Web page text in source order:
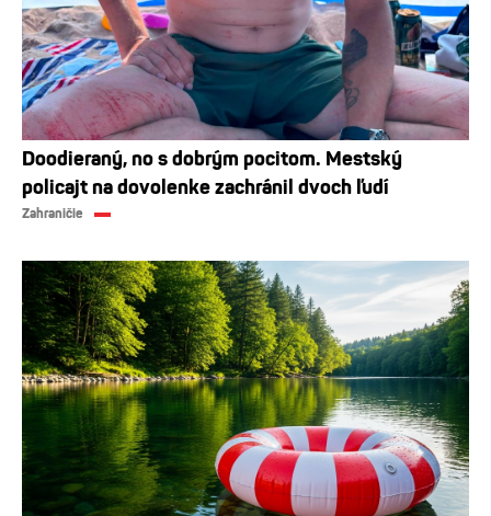
Doodieraný, no s dobrým pocitom. Mestský
policajt na dovolenke zachránil dvoch ľudí
Zahraničie